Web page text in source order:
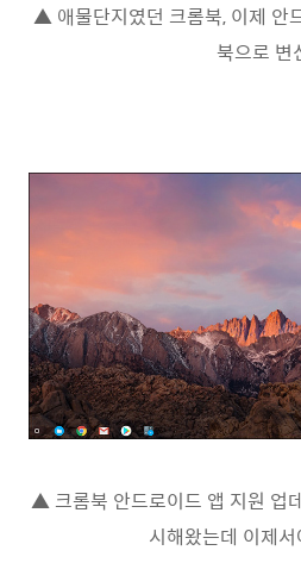
▲ 애물단지였던 크롬북, 이제 안
북으로 변
▲ 크롬북 안드로이드 앱 지원 업
시해왔는데 이제